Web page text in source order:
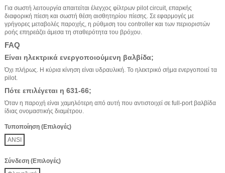
Για σωστή λειτουργία απαιτείται έλεγχος φίλτρων pilot circuit, επαρκής
διαφορική πίεση και σωστή θέση αισθητηρίου πίεσης. Σε εφαρμογές με
γρήγορες μεταβολές παροχής, η ρύθμιση του controller και των περιοριστών
ροής επηρεάζει άμεσα τη σταθερότητα του βρόχου.
FAQ
Είναι ηλεκτρικά ενεργοποιούμενη βαλβίδα;
Όχι πλήρως. Η κύρια κίνηση είναι υδραυλική. Το ηλεκτρικό σήμα ενεργοποιεί τα
pilot.
Πότε επιλέγεται η 631-66;
Όταν η παροχή είναι χαμηλότερη από αυτή που αντιστοιχεί σε full-port βαλβίδα
ίδιας ονομαστικής διαμέτρου.
Τυποποίηση (Επιλογές)
ANSI
Σύνδεση (Επιλογές)